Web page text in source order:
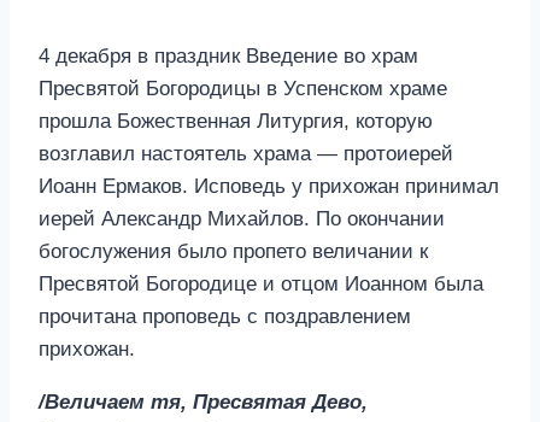
4 декабря в праздник Введение во храм
Пресвятой Богородицы в Успенском храме
прошла Божественная Литургия, которую
возглавил настоятель храма — протоиерей
Иоанн Ермаков. Исповедь у прихожан принимал
иерей Александр Михайлов. По окончании
богослужения было пропето величании к
Пресвятой Богородице и отцом Иоанном была
прочитана проповедь с поздравлением
прихожан.
/Величаем тя, Пресвятая Дево,